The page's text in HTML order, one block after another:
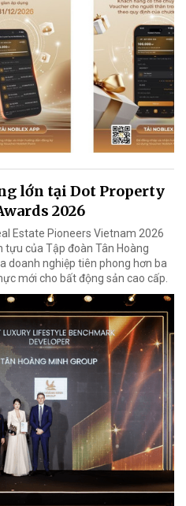
lớn tại Dot Property
2026
Estate Pioneers Vietnam 2026
tựu của Tập đoàn Tân Hoàng
doanh nghiệp tiên phong hơn ba
mới cho bất động sản cao cấp.